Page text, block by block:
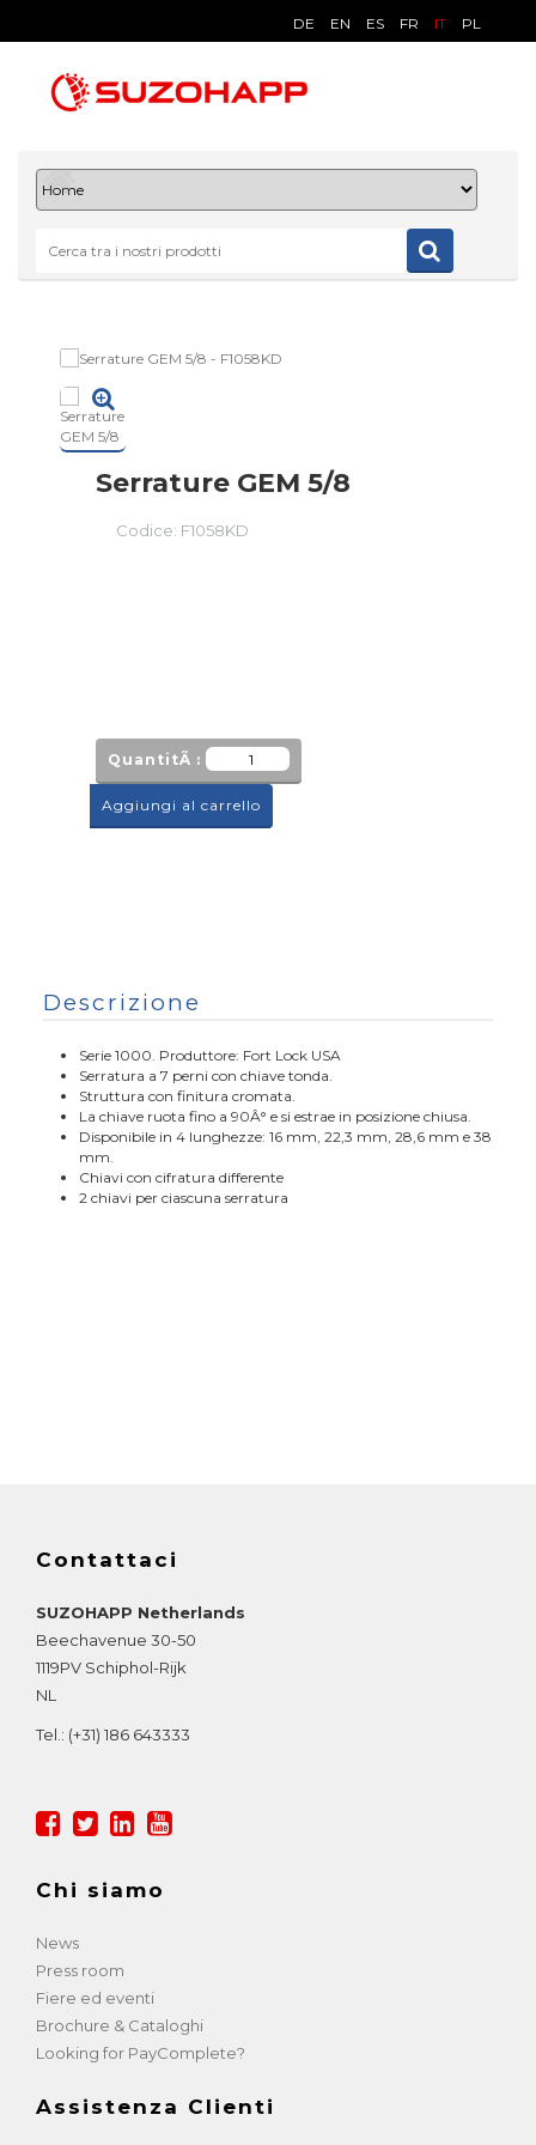
DE EN ES FR IT PL
Serrature GEM 5/8
Codice: F1058KD
QuantitÃ :
Aggiungi al carrello
Descrizione
Serie 1000. Produttore: Fort Lock USA
Serratura a 7 perni con chiave tonda.
Struttura con finitura cromata.
La chiave ruota fino a 90Â° e si estrae in posizione chiusa.
Disponibile in 4 lunghezze: 16 mm, 22,3 mm, 28,6 mm e 38
mm.
Chiavi con cifratura differente
2 chiavi per ciascuna serratura
Contattaci
SUZOHAPP Netherlands
Beechavenue 30-50
1119PV Schiphol-Rijk
NL
Tel.: (+31) 186 643333
Chi siamo
News
Press room
Fiere ed eventi
Brochure & Cataloghi
Looking for PayComplete?
Assistenza Clienti